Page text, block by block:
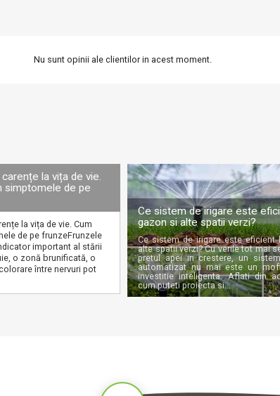
Nu sunt opinii ale clientilor in acest moment.
la vița de vie.
simptomele de pe
la vița de vie. Cum
de pe frunzeFrunzele
important al stării
o zonă brunificată, o
între nervuri pot
Ce sistem de irigare este
gazon si alte spatii verzi?
Ce sistem de irigare este eficient
alte spatii verzi? Cu verile tot mai
pretul apei in crestere, un
automatizat nu mai este un
investitie inteligenta. Aflati din
cum puteti proiecta si...